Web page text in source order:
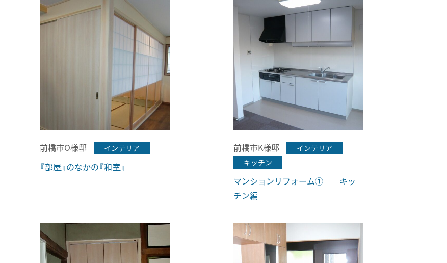
前橋市O様邸
インテリア
『部屋』のなかの『和室』
前橋市K様邸
インテリア
キッチン
マンションリフォーム① キッ
チン編